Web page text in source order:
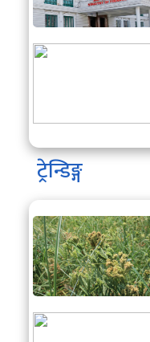
ट्रेन्डिङ्ग